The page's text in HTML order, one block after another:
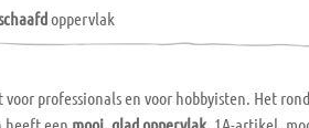
oppervlak
professionals en voor hobbyisten. Het